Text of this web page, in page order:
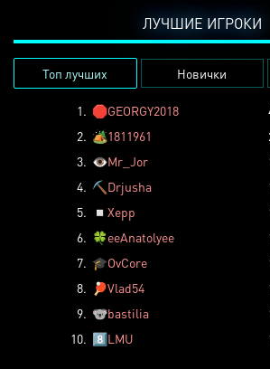
ЛУЧШИЕ ИГРОКИ
Топ лучших Новички
1. 🛑GEORGY2018
2. 🏕️1811961
3. 👁️Mr_Jor
4. ⛏️ Drjusha
5.
◽ Xepp
6. 🍀eeAnatolyee
7. 🎓OvCore
8.
🏓Vlad54
9. 🐨bastilia
10. 8️⃣LMU